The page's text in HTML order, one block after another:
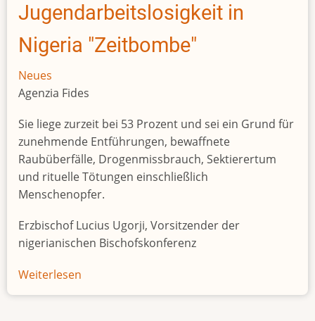
Jugendarbeitslosigkeit in
Nigeria "Zeitbombe"
Neues
Agenzia Fides
Sie liege zurzeit bei 53 Prozent und sei ein Grund für
zunehmende Entführungen, bewaffnete
Raubüberfälle, Drogenmissbrauch, Sektierertum
und rituelle Tötungen einschließlich
Menschenopfer.
Erzbischof Lucius Ugorji, Vorsitzender der
nigerianischen Bischofskonferenz
Weiterlesen
Jugendarbeitslosigkeit